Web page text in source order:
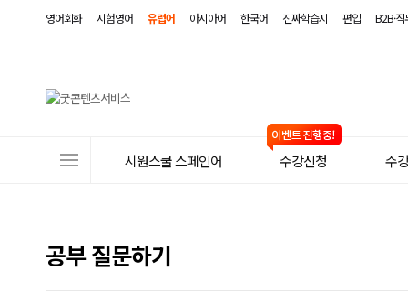
영어회화 시험영어 유럽어 아시아어 한국어 진짜학습지 편입 B2B·
뉴
시원스쿨 스페인어 수강신청 수
공부 질문하기